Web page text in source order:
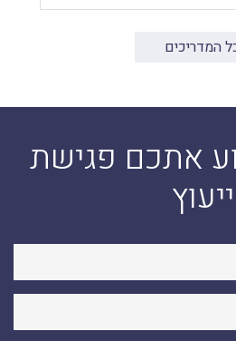
המדריכים
אתכם פגישת
ייעוץ